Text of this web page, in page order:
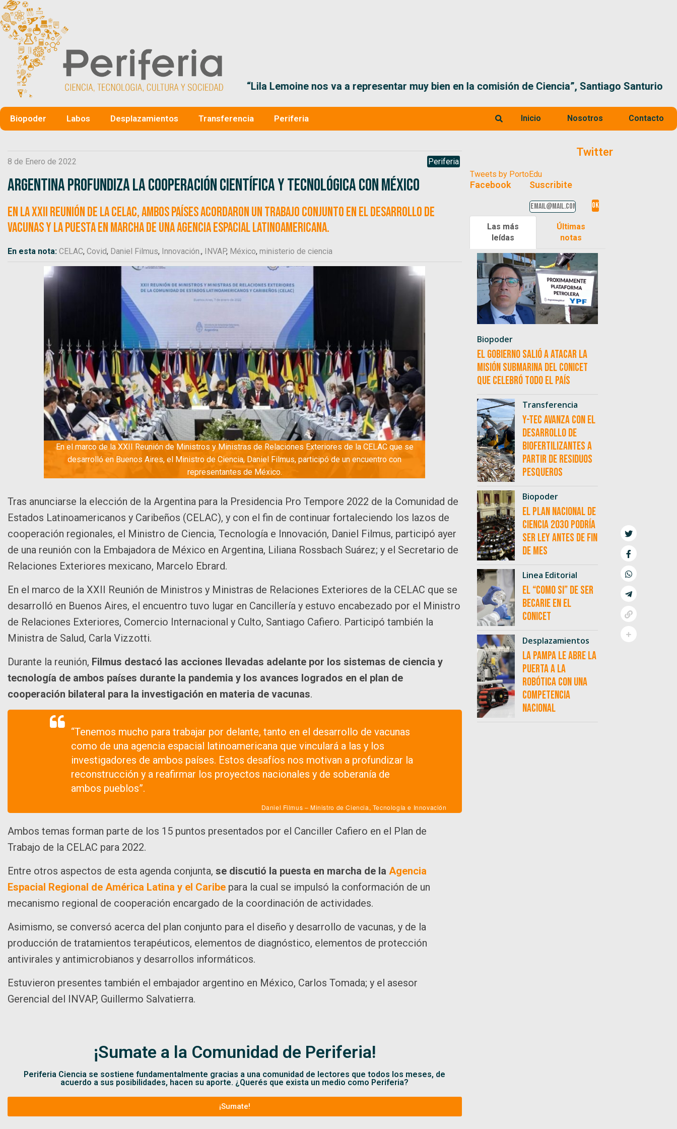
“Lila Lemoine nos va a representar muy bien en la comisión de Ciencia”, Santiago Santurio
Biopoder Labos Desplazamientos Transferencia Periferia Inicio Nosotros Contacto
8 de Enero de 2022 Periferia
Argentina profundiza la cooperación científica y tecnológica con México
En la XXII Reunión de la CELAC, ambos países acordaron un trabajo conjunto en el desarrollo de
vacunas y la puesta en marcha de una agencia espacial latinoamericana.
En esta nota: CELAC, Covid, Daniel Filmus, Innovación. , INVAP, México, ministerio de ciencia
En el marco de la XXII Reunión de Ministros y Ministras de Relaciones Exteriores de la CELAC que se
desarrolló en Buenos Aires, el Ministro de Ciencia, Daniel Filmus, participó de un encuentro con
representantes de México.
Tras anunciarse la elección de la Argentina para la Presidencia Pro Tempore 2022 de la Comunidad de
Estados Latinoamericanos y Caribeños (CELAC), y con el fin de continuar fortaleciendo los lazos de
cooperación regionales, el Ministro de Ciencia, Tecnología e Innovación, Daniel Filmus, participó ayer
de una reunión con la Embajadora de México en Argentina, Liliana Rossbach Suárez; y el Secretario de
Relaciones Exteriores mexicano, Marcelo Ebrard.
En el marco de la XXII Reunión de Ministros y Ministras de Relaciones Exteriores de la CELAC que se
desarrolló en Buenos Aires, el encuentro tuvo lugar en Cancillería y estuvo encabezado por el Ministro
de Relaciones Exteriores, Comercio Internacional y Culto, Santiago Cafiero. Participó también la
Ministra de Salud, Carla Vizzotti.
Durante la reunión, Filmus destacó las acciones llevadas adelante por los sistemas de ciencia y
tecnología de ambos países durante la pandemia y los avances logrados en el plan de
cooperación bilateral para la investigación en materia de vacunas.
“Tenemos mucho para trabajar por delante, tanto en el desarrollo de vacunas
como de una agencia espacial latinoamericana que vinculará a las y los
investigadores de ambos países. Estos desafíos nos motivan a profundizar la
reconstrucción y a reafirmar los proyectos nacionales y de soberanía de
ambos pueblos”.
Daniel Filmus – Ministro de Ciencia, Tecnología e Innovación
Ambos temas forman parte de los 15 puntos presentados por el Canciller Cafiero en el Plan de
Trabajo de la CELAC para 2022.
Entre otros aspectos de esta agenda conjunta, se discutió la puesta en marcha de la Agencia
Espacial Regional de América Latina y el Caribe para la cual se impulsó la conformación de un
mecanismo regional de cooperación encargado de la coordinación de actividades.
Asimismo, se conversó acerca del plan conjunto para el diseño y desarrollo de vacunas, y de la
producción de tratamientos terapéuticos, elementos de diagnóstico, elementos de protección
antivirales y antimicrobianos y desarrollos informáticos.
Estuvieron presentes también el embajador argentino en México, Carlos Tomada; y el asesor
Gerencial del INVAP, Guillermo Salvatierra.
¡Sumate a la Comunidad de Periferia!
Periferia Ciencia se sostiene fundamentalmente gracias a una comunidad de lectores que todos los meses, de
acuerdo a sus posibilidades, hacen su aporte. ¿Querés que exista un medio como Periferia?
¡Sumate!
Twitter
Tweets by PortoEdu
Facebook Suscribite
Las más
leídas
Últimas
notas
Biopoder
El Gobierno salió a atacar la
misión submarina del CONICET
que celebró todo el país
Transferencia
Y-TEC avanza con el
desarrollo de
biofertilizantes a
partir de residuos
pesqueros
Biopoder
El Plan Nacional de
Ciencia 2030 podría
ser ley antes de fin
de mes
Linea Editorial
El “como si” de ser
becarie en el
CONICET
Desplazamientos
La Pampa le abre la
puerta a la
robótica con una
competencia
nacional